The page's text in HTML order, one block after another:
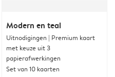
Modern en teal
Uitnodigingen | Premium kaart
met keuze uit 3
papierafwerkingen
Set van 10 kaarten